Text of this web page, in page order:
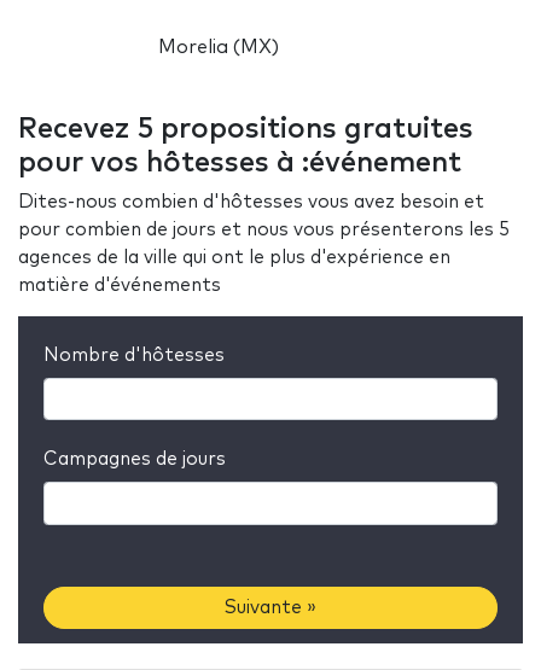
Morelia (MX)
Recevez 5 propositions gratuites
pour vos hôtesses à :événement
Dites-nous combien d'hôtesses vous avez besoin et
pour combien de jours et nous vous présenterons les 5
agences de la ville qui ont le plus d'expérience en
matière d'événements
Nombre d'hôtesses
Campagnes de jours
Suivante »